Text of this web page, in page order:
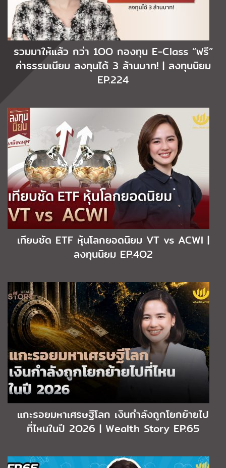
รวมมาให้แล้ว กว่า 1OO กองทุน E-Class “ฟรี”
ค่าธรรมเนียม ลงทุนได้ 3 ล้านบาท! | ลงทุนนิยม
EP.224
เทียบชัด ETF หุ้นโลกยอดนิยม VT vs ACWI |
ลงทุนนิยม EP.4O2
แกะรอยมหาเศรษฐีโลก เงินกำลังถูกโยกย้ายไป
ที่ไหนในปี 2O26 | Wealth Story EP.65